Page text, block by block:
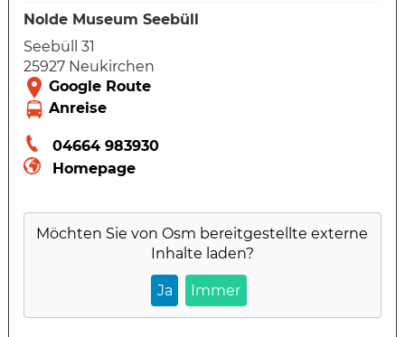
Nolde Museum Seebüll
Seebüll 31
25927 Neukirchen
04664 983930
Homepage
Möchten Sie vonOsm bereitgestellte externe
Inhalte laden?
Ja Immer